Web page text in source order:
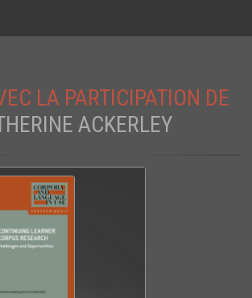
LA PARTICIPATION DE
ACKERLEY